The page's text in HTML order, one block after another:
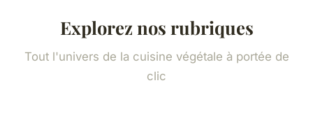
Explorez nos rubriques
Tout l'univers de la cuisine végétale à portée de
clic